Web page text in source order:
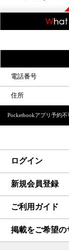
電話番号
住所
Pocketbookアプリ予約不
ログイン
新規会員登録
ご利用ガイド
掲載をご希望の